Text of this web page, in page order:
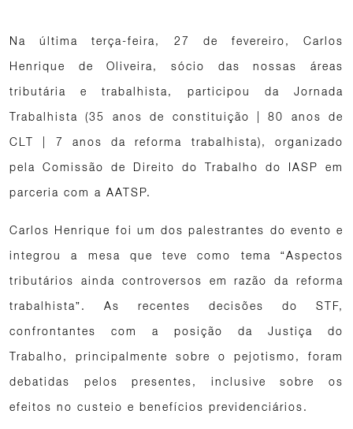
Na última terça-feira, 27 de fevereiro, Carlos
Henrique de Oliveira, sócio das nossas áreas
tributária e trabalhista, participou da Jornada
Trabalhista (35 anos de constituição | 80 anos de
CLT | 7 anos da reforma trabalhista), organizado
pela Comissão de Direito do Trabalho do IASP em
parceria com a AATSP.
Carlos Henrique foi um dos palestrantes do evento e
integrou a mesa que teve como tema “Aspectos
tributários ainda controversos em razão da reforma
trabalhista”. As recentes decisões do STF,
confrontantes com a posição da Justiça do
Trabalho, principalmente sobre o pejotismo, foram
debatidas pelos presentes, inclusive sobre os
efeitos no custeio e benefícios previdenciários.